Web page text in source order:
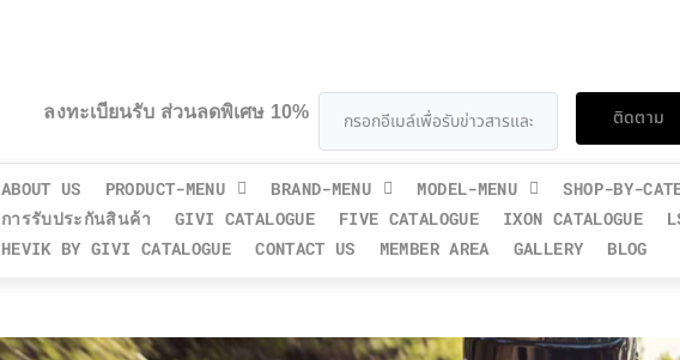
ลงทะเบียนรับ ส่วนลดพิเศษ 10% ติดตาม
ABOUT US PRODUCT-MENU BRAND-MENU MODEL-MENU SHOP-BY-
การรับประกันสินค้า
GIVI CATALOGUE FIVE CATALOGUE IXON CATALOGUE
HEVIK BY GIVI CATALOGUE
CONTACT US MEMBER AREA GALLERY BLOG